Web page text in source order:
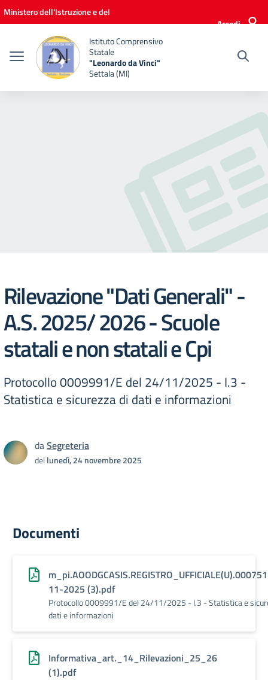
Vai ai contenuti
Vai al menu di navigazione
Vai al footer
Ministero dell'Istruzione e del
Accedi
Istituto Comprensivo
Statale
"Leonardo da Vinci"
Settala (MI)
Rilevazione "Dati Generali" -
A.S. 2025/ 2026 - Scuole
statali e non statali e Cpi
Protocollo 0009991/E del 24/11/2025 - I.3 -
Statistica e sicurezza di dati e informazioni
daSegreteria
dellunedì, 24 novembre 2025
Documenti
11-2025 (3).pdf
Protocollo 0009991/E del 24/11/2025 - I.3 - Statistica e
dati e informazioni
Informativa_art._14_Rilevazioni_25_26
(1).pdf